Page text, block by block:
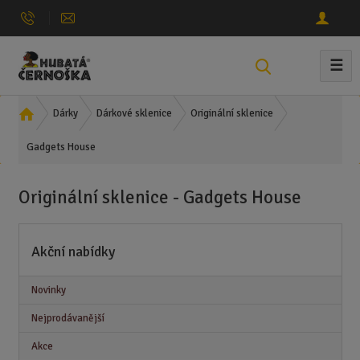
t
☰
Ú
o
í
r
n
Dárky Dárkové sklenice Originální sklenice
Gadgets House
Originální sklenice - Gadgets House
Akční nabídky
Novinky
Nejprodávanější
Akce